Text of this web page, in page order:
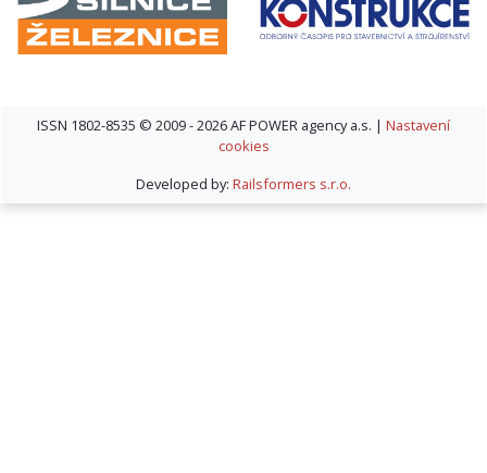
ISSN 1802-8535 © 2009 - 2026 AF POWER agency a.s. | Nastavení
cookies
Developed by: Railsformers s.r.o.